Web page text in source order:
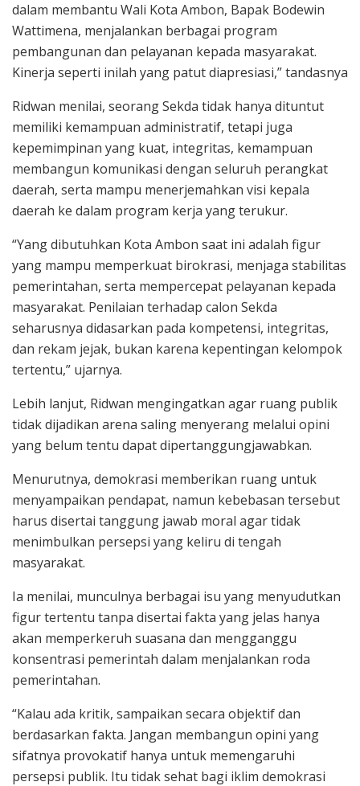
dalam membantu Wali Kota Ambon, Bapak Bodewin
Wattimena, menjalankan berbagai program
pembangunan dan pelayanan kepada masyarakat.
Kinerja seperti inilah yang patut diapresiasi,” tandasnya
Ridwan menilai, seorang Sekda tidak hanya dituntut
memiliki kemampuan administratif, tetapi juga
kepemimpinan yang kuat, integritas, kemampuan
membangun komunikasi dengan seluruh perangkat
daerah, serta mampu menerjemahkan visi kepala
daerah ke dalam program kerja yang terukur.
“Yang dibutuhkan Kota Ambon saat ini adalah figur
yang mampu memperkuat birokrasi, menjaga stabilitas
pemerintahan, serta mempercepat pelayanan kepada
masyarakat. Penilaian terhadap calon Sekda
seharusnya didasarkan pada kompetensi, integritas,
dan rekam jejak, bukan karena kepentingan kelompok
tertentu,” ujarnya.
Lebih lanjut, Ridwan mengingatkan agar ruang publik
tidak dijadikan arena saling menyerang melalui opini
yang belum tentu dapat dipertanggungjawabkan.
Menurutnya, demokrasi memberikan ruang untuk
menyampaikan pendapat, namun kebebasan tersebut
harus disertai tanggung jawab moral agar tidak
menimbulkan persepsi yang keliru di tengah
masyarakat.
Ia menilai, munculnya berbagai isu yang menyudutkan
figur tertentu tanpa disertai fakta yang jelas hanya
akan memperkeruh suasana dan mengganggu
konsentrasi pemerintah dalam menjalankan roda
pemerintahan.
“Kalau ada kritik, sampaikan secara objektif dan
berdasarkan fakta. Jangan membangun opini yang
sifatnya provokatif hanya untuk memengaruhi
persepsi publik. Itu tidak sehat bagi iklim demokrasi